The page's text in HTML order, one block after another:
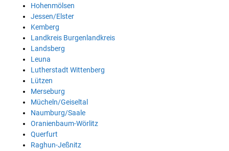
Hohenmölsen
Jessen/Elster
Kemberg
Landkreis Burgenlandkreis
Landsberg
Leuna
Lutherstadt Wittenberg
Lützen
Merseburg
Mücheln/Geiseltal
Naumburg/Saale
Oranienbaum-Wörlitz
Querfurt
Raghun-Jeßnitz